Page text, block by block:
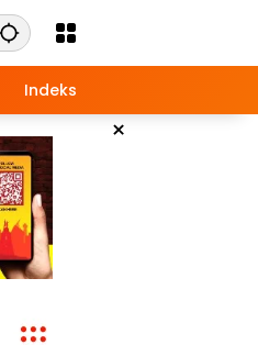
Indeks
×